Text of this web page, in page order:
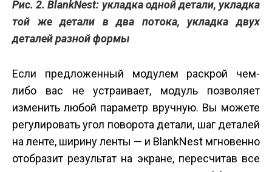
Рис. 2. BlankNest: укладка одной детали, укладка
той же детали в два потока, укладка двух
деталей разной формы
Если предложенный модулем раскрой чем-
либо вас не устраивает, модуль позволяет
изменить любой параметр вручную. Вы можете
регулировать угол поворота детали, шаг деталей
на ленте, ширину ленты — и BlankNest мгновенно
отобразит результат на экране, пересчитав все